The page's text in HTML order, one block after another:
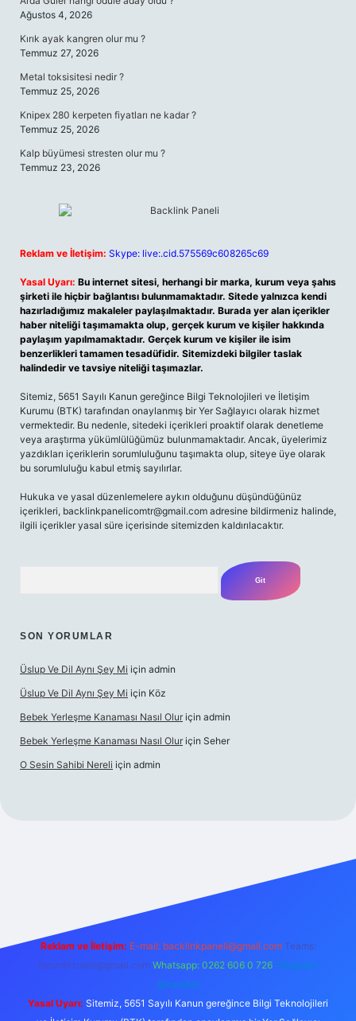
Ağustos 4, 2026
Kırık ayak kangren olur mu ?
Temmuz 27, 2026
Metal toksisitesi nedir ?
Temmuz 25, 2026
Knipex 280 kerpeten fiyatları ne kadar ?
Temmuz 25, 2026
Kalp büyümesi stresten olur mu ?
Temmuz 23, 2026
Reklam ve İletişim: Skype: live:.cid.575569c608265c69
Yasal Uyarı: Bu internet sitesi, herhangi bir marka, kurum veya şahıs
şirketi ile hiçbir bağlantısı bulunmamaktadır. Sitede yalnızca kendi
hazırladığımız makaleler paylaşılmaktadır. Burada yer alan içerikler
haber niteliği taşımamakta olup, gerçek kurum ve kişiler hakkında
paylaşım yapılmamaktadır. Gerçek kurum ve kişiler ile isim
benzerlikleri tamamen tesadüfidir. Sitemizdeki bilgiler taslak
halindedir ve tavsiye niteliği taşımazlar.
Sitemiz, 5651 Sayılı Kanun gereğince Bilgi Teknolojileri ve İletişim
Kurumu (BTK) tarafından onaylanmış bir Yer Sağlayıcı olarak hizmet
vermektedir. Bu nedenle, sitedeki içerikleri proaktif olarak denetleme
veya araştırma yükümlülüğümüz bulunmamaktadır. Ancak, üyelerimiz
yazdıkları içeriklerin sorumluluğunu taşımakta olup, siteye üye olarak
bu sorumluluğu kabul etmiş sayılırlar.
Hukuka ve yasal düzenlemelere aykırı olduğunu düşündüğünüz
içerikleri, backlinkpanelicomtr@gmail.com adresine bildirmeniz halinde,
ilgili içerikler yasal süre içerisinde sitemizden kaldırılacaktır.
SON YORUMLAR
Üslup Ve Dil Aynı Şey Mi için admin
Üslup Ve Dil Aynı Şey Mi için Köz
Bebek Yerleşme Kanaması Nasıl Olur için admin
Bebek Yerleşme Kanaması Nasıl Olur için Seher
O Sesin Sahibi Nereli için admin
Reklam ve İletişim: E-mail: backlinkpaneli@gmail.com Teams:
forumhizmeti@gmail.com Whatsapp: 0262 606 0 726 Telegram:
@karabul
Yasal Uyarı: Sitemiz, 5651 Sayılı Kanun gereğince Bilgi Teknolojileri